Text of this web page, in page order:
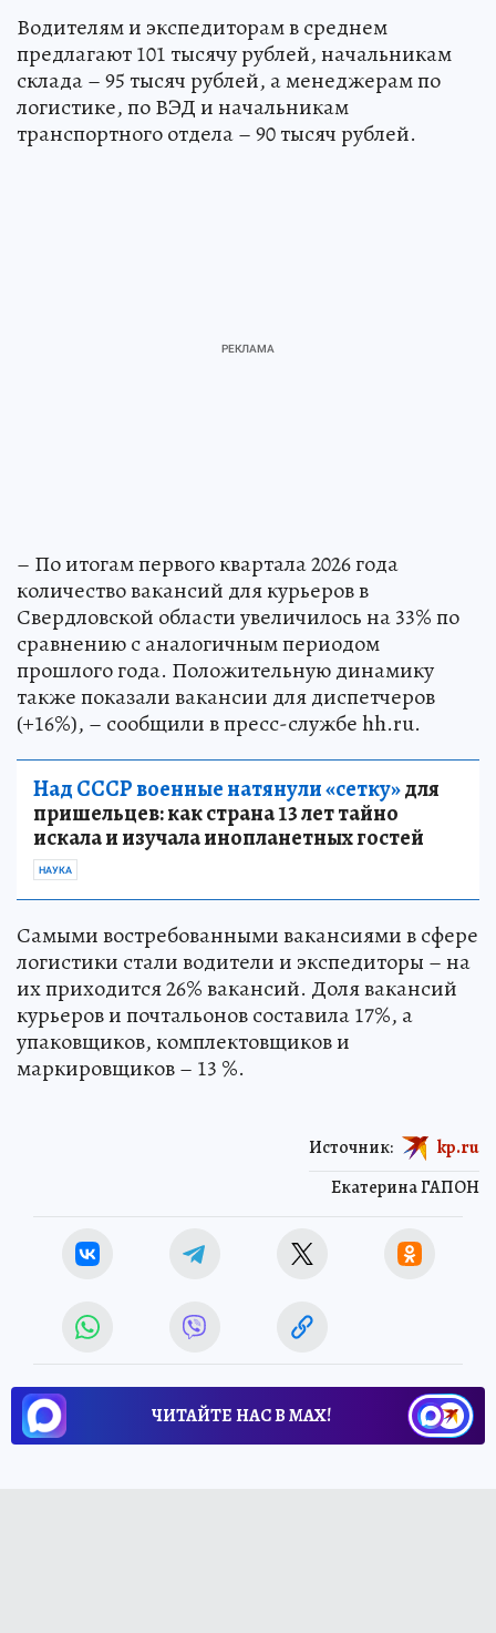
Водителям и экспедиторам в среднем
предлагают 101 тысячу рублей, начальникам
склада – 95 тысяч рублей, а менеджерам по
логистике, по ВЭД и начальникам
транспортного отдела – 90 тысяч рублей.
– По итогам первого квартала 2026 года
количество вакансий для курьеров в
Свердловской области увеличилось на 33% по
сравнению с аналогичным периодом
прошлого года. Положительную динамику
также показали вакансии для диспетчеров
(+16%), – сообщили в пресс-службе hh.ru.
Над СССР военные натянули «сетку»для
пришельцев: как страна 13 лет тайно
искала и изучала инопланетных гостей
НАУКА
Самыми востребованными вакансиями в сфере
логистики стали водители и экспедиторы – на
их приходится 26% вакансий. Доля вакансий
курьеров и почтальонов составила 17%, а
упаковщиков, комплектовщиков и
маркировщиков – 13 %.
Екатерина ГАПОН
Источник: kp.ru
ЧИТАЙТЕ НАС В МАХ!